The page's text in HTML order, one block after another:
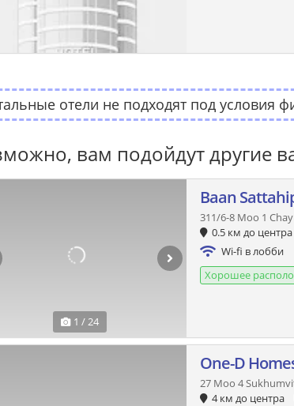
отели не подходят под условия
вам подойдут другие
1 / 24
Baan
311/6-8 Moo 1
0.5 км до центра
Wi-fi в лобби
Хорошее
One-D
27 Moo 4
4 км до центра